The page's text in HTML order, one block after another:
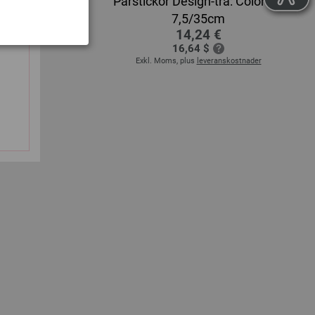
7,5/35cm
14,24 €
16,64 $
Exkl. Moms, plus leveranskostnader